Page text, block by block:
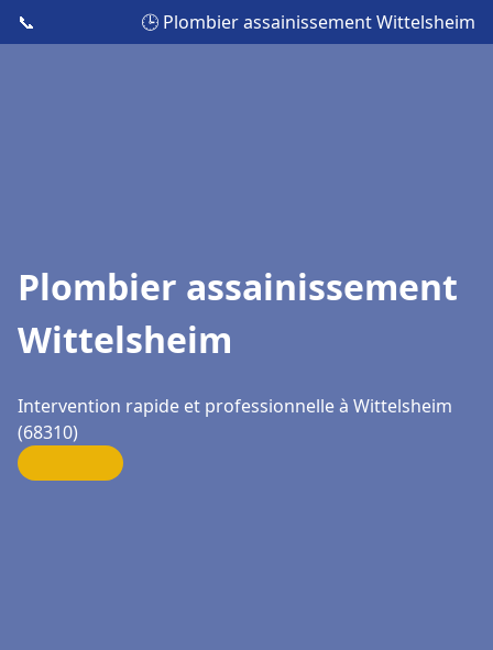
📞 🕒 Plombier assainissement Wittelsheim
Plombier assainissement
Wittelsheim
Intervention rapide et professionnelle à Wittelsheim
(68310)